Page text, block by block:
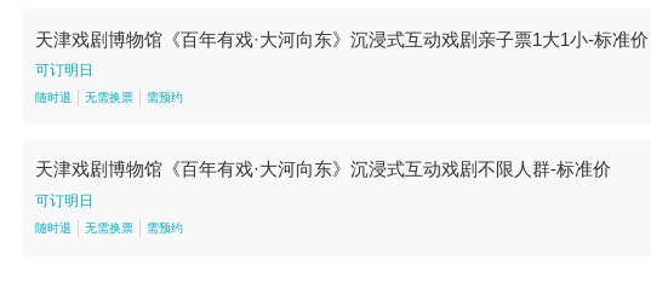
天津戏剧博物馆《百年有戏·大河向东》沉浸式互动戏剧亲子票1大1小-标准价
可订明日
随时退 无需换票 需预约
天津戏剧博物馆《百年有戏·大河向东》沉浸式互动戏剧不限人群-标准价
可订明日
随时退 无需换票 需预约